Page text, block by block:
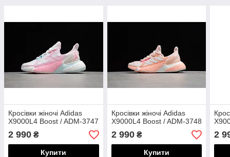
Кросівки жіночі Adidas
X9000L4 Boost / ADM-3747
2 990 ₴
Купити
Кросівки жіночі Adidas
X9000L4 Boost / ADM-3748
2 990₴
Купити
2